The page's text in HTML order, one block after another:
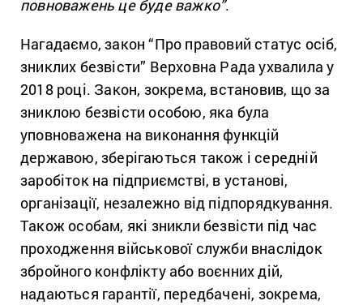
повноважень це буде важко”.
Нагадаємо, закон “Про правовий статус осіб,
зниклих безвісти” Верховна Рада ухвалила у
2018 році. Закон, зокрема, встановив, що за
зниклою безвісти особою, яка була
уповноважена на виконання функцій
державою, зберігаються також і середній
заробіток на підприємстві, в установі,
організації, незалежно від підпорядкування.
Також особам, які зникли безвісти під час
проходження військової служби внаслідок
збройного конфлікту або воєнних дій,
надаються гарантії, передбачені, зокрема,